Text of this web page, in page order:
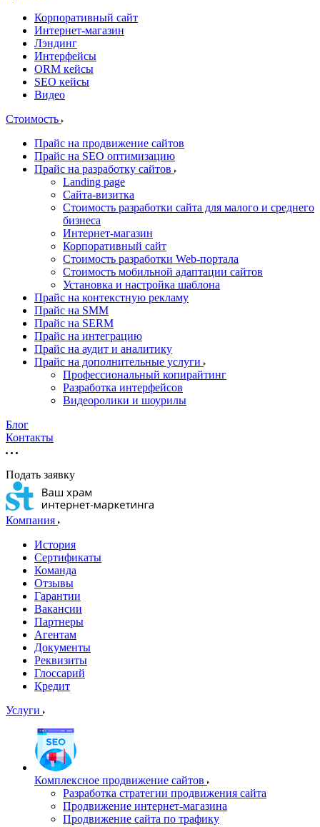
Корпоративный сайт
Интернет-магазин
Лэндинг
Интерфейсы
ORM кейсы
SEO кейсы
Видео
Стоимость
Прайс на продвижение сайтов
Прайс на SEO оптимизацию
Прайс на разработку сайтов
Landing page
Cайта-визитка
Стоимость разработки сайта для малого и среднего
бизнеса
Интернет-магазин
Корпоративный сайт
Стоимость разработки Web-портала
Стоимость мобильной адаптации сайтов
Установка и настройка шаблона
Прайс на контекстную рекламу
Прайс на SMM
Прайс на SERM
Прайс на интеграцию
Прайс на аудит и аналитику
Прайс на дополнительные услуги
Профессиональный копирайтинг
Разработка интерфейсов
Видеоролики и шоурилы
Блог
Контакты
Подать заявку
Компания
История
Сертификаты
Команда
Отзывы
Гарантии
Вакансии
Партнеры
Агентам
Документы
Реквизиты
Глоссарий
Кредит
Услуги
Комплексное продвижение сайтов
Разработка стратегии продвижения сайта
Продвижение интернет-магазина
Продвижение сайта по трафику